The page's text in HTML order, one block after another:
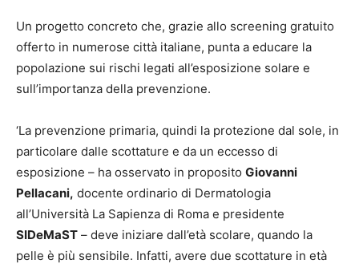
Un progetto concreto che, grazie allo screening gratuito
offerto in numerose città italiane, punta a educare la
popolazione sui rischi legati all’esposizione solare e
sull’importanza della prevenzione.
‘La prevenzione primaria, quindi la protezione dal sole, in
particolare dalle scottature e da un eccesso di
esposizione – ha osservato in proposito Giovanni
Pellacani, docente ordinario di Dermatologia
all’Università La Sapienza di Roma e presidente
SIDeMaST – deve iniziare dall’età scolare, quando la
pelle è più sensibile. Infatti, avere due scottature in età